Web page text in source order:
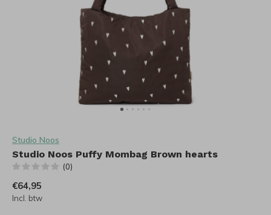
Studio Noos
Studio Noos Puffy Mombag Brown hearts
(0)
€64,95
Incl. btw